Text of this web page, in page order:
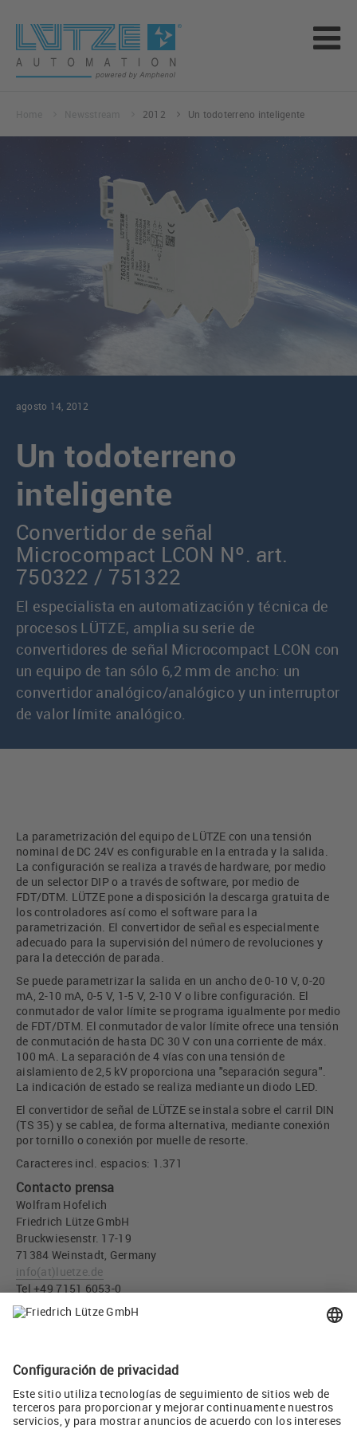
2012 Un todoterreno inteligente
agosto 14, 2012
Un todoterreno
inteligente
Convertidor de señal
Microcompact LCON Nº. art.
750322 / 751322
El especialista en automatización y técnica de
procesos LÜTZE, amplia su serie de
convertidores de señal Microcompact LCON con
un equipo de tan sólo 6,2 mm de ancho: un
convertidor analógico/analógico y un interruptor
de valor límite analógico.
La parametrización del equipo de LÜTZE con una tensión
nominal de DC 24V es configurable en la entrada y la salida.
La configuración se realiza a través de hardware, por medio
de un selector DIP o a través de software, por medio de
FDT/DTM. LÜTZE pone a disposición la descarga gratuita de
los controladores así como el software para la
parametrización. El convertidor de señal es especialmente
adecuado para la supervisión del número de revoluciones y
para la detección de parada.
Se puede parametrizar la salida en un ancho de 0-10 V, 0-20
mA, 2-10 mA, 0-5 V, 1-5 V, 2-10 V o libre configuración. El
conmutador de valor límite se programa igualmente por medio
de FDT/DTM. El conmutador de valor límite ofrece una tensión
de conmutación de hasta DC 30 V con una corriente de máx.
100 mA. La separación de 4 vías con una tensión de
aislamiento de 2,5 kV proporciona una "separación segura".
La indicación de estado se realiza mediante un diodo LED.
El convertidor de señal de LÜTZE se instala sobre el carril DIN
(TS 35) y se cablea, de forma alternativa, mediante conexión
por tornillo o conexión por muelle de resorte.
Caracteres incl. espacios: 1.371
Contacto prensa
Wolfram Hofelich
Friedrich Lütze GmbH
Bruckwiesenstr. 17-19
71384 Weinstadt, Germany
info(at)luetze.de
Tel +49 7151 6053-0
Descargar imágen
Twitear